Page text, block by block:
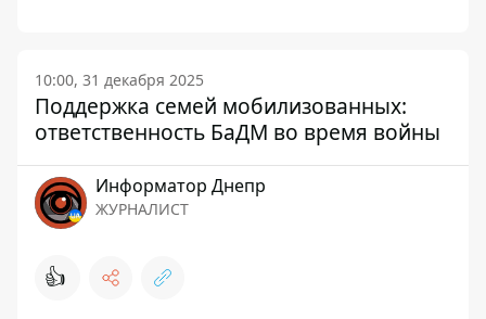
10:00, 31 декабря 2025
Поддержка семей мобилизованных:
ответственность БаДМ во время войны
Информатор Днепр
ЖУРНАЛИСТ
👍